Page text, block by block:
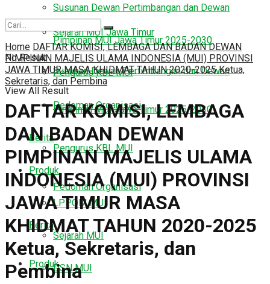
Susunan Dewan Pertimbangan dan Dewan
Pimpinan MUI Jawa Timur 2025-2030
Pengurus KBL MUI
Pedoman Organisasi
Berita
Produk
LPPOM MUI
Sejarah MUI
DSN MUI
Sejarah MUI Jawa Timur
Susunan Dewan Pertimbangan dan Dewan
Pimpinan MUI Jawa Timur 2025-2030
Pengurus KBL MUI
Pedoman Organisasi
Berita
Produk
No Result
View All Result
Home DAFTAR KOMISI, LEMBAGA DAN BADAN DEWAN
PIMPINAN MAJELIS ULAMA INDONESIA (MUI) PROVINSI
JAWA TIMUR MASA KHIDMAT TAHUN 2020-2025 Ketua,
Sekretaris, dan Pembina
DAFTAR KOMISI, LEMBAGA
DAN BADAN DEWAN
PIMPINAN MAJELIS ULAMA
INDONESIA (MUI) PROVINSI
JAWA TIMUR MASA
KHIDMAT TAHUN 2020-2025
Ketua, Sekretaris, dan
Pembina